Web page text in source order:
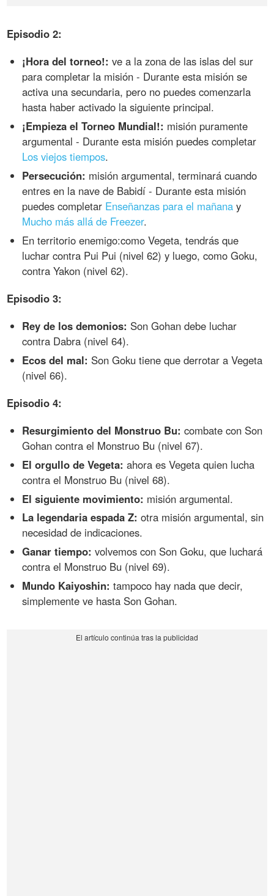
Episodio 2:
¡Hora del torneo!: ve a la zona de las islas del sur
para completar la misión - Durante esta misión se
activa una secundaria, pero no puedes comenzarla
hasta haber activado la siguiente principal.
¡Empieza el Torneo Mundial!: misión puramente
argumental - Durante esta misión puedes completar
Los viejos tiempos.
Persecución: misión argumental, terminará cuando
entres en la nave de Babidí - Durante esta misión
puedes completar Enseñanzas para el mañana y
Mucho más allá de Freezer.
En territorio enemigo:como Vegeta, tendrás que
luchar contra Pui Pui (nivel 62) y luego, como Goku,
contra Yakon (nivel 62).
Episodio 3:
Rey de los demonios: Son Gohan debe luchar
contra Dabra (nivel 64).
Ecos del mal: Son Goku tiene que derrotar a Vegeta
(nivel 66).
Episodio 4:
Resurgimiento del Monstruo Bu: combate con Son
Gohan contra el Monstruo Bu (nivel 67).
El orgullo de Vegeta: ahora es Vegeta quien lucha
contra el Monstruo Bu (nivel 68).
El siguiente movimiento: misión argumental.
La legendaria espada Z: otra misión argumental, sin
necesidad de indicaciones.
Ganar tiempo: volvemos con Son Goku, que luchará
contra el Monstruo Bu (nivel 69).
Mundo Kaiyoshin: tampoco hay nada que decir,
simplemente ve hasta Son Gohan.